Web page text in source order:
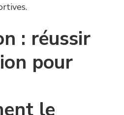
: réussir
pour